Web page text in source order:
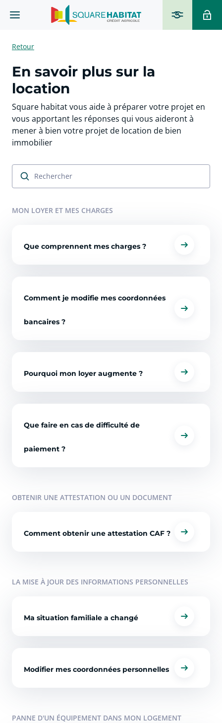
Retour
En savoir plus sur la
location
Square habitat vous aide à préparer votre projet en
vous apportant les réponses qui vous aideront à
mener à bien votre projet de location de bien
immobilier
MON LOYER ET MES CHARGES
Que comprennent mes charges ?
Comment je modifie mes coordonnées
bancaires ?
Pourquoi mon loyer augmente ?
Que faire en cas de difficulté de
paiement ?
OBTENIR UNE ATTESTATION OU UN DOCUMENT
Comment obtenir une attestation CAF ?
LA MISE À JOUR DES INFORMATIONS PERSONNELLES
Ma situation familiale a changé
Modifier mes coordonnées personnelles
PANNE D'UN ÉQUIPEMENT DANS MON LOGEMENT